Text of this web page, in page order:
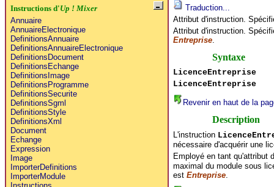
Instructions d'Up ! Mixer
Annuaire
AnnuaireElectronique
DefinitionsAnnuaire
DefinitionsAnnuaireElectronique
DefinitionsDocument
DefinitionsEchange
DefinitionsImage
DefinitionsProgramme
DefinitionsSecurite
DefinitionsSgml
DefinitionsStyle
DefinitionsXml
Document
Echange
Expression
Image
ImporterDefinitions
ImporterModule
Traduction...
Attribut d'instruction.
Attribut d'instruction.
Entreprise.
Syntaxe
LicenceEntreprise
LicenceEntreprise
Revenir en haut de la
Description
L'instruction
nécessaire d'acquérir une
Employé en tant qu'attribut
maximal du module sous
est Entreprise.